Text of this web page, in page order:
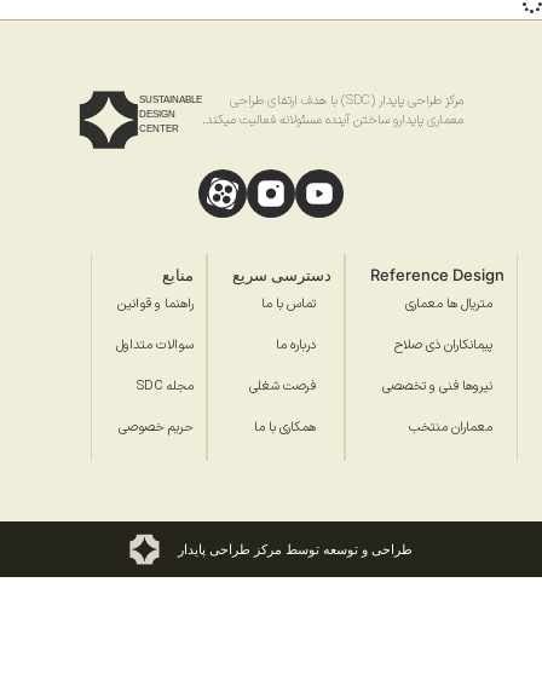
مرکز طراحی پایدار (SDC) با هدف ارتقای طراحی
معماری پایدارو ساختن آینده مسئولانه فعالیت میکند.
SUSTAINABLE
DESIGN
CENTER
Reference Design
متریال ها معماری
پیمانکاران ذی صلاح
نیروها فنی و تخصصی
معماران منتخب
دسترسی سریع
تماس با ما
درباره ما
فرصت شغلی
همکاری با ما
منابع
راهنما و قوانین
سوالات متداول
مجله SDC
حریم خصوصی
طراحی و توسعه توسط مرکز طراحی پایدار